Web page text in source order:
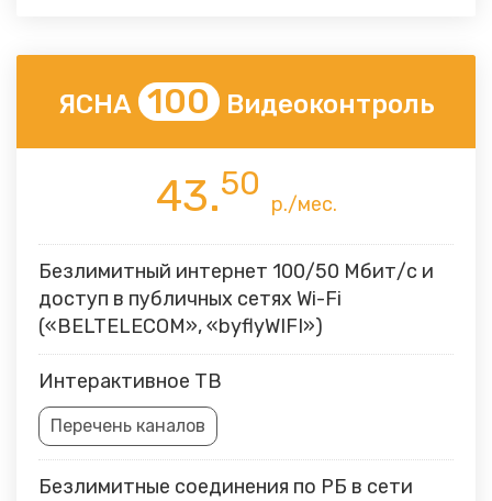
ЯСНА 100 Видеоконтроль
43.50
р./мес.
Безлимитный интернет 100/50 Мбит/с и
доступ в публичных сетях Wi-Fi
(«BELTELECOM», «byflyWIFI»)
Интерактивное ТВ
Перечень каналов
Безлимитные соединения по РБ в сети